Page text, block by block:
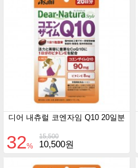
디어 내츄럴 코엔자임 Q10 20일분
15,500
32% 10,500원